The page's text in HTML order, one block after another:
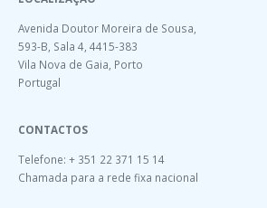
Avenida Doutor Moreira de Sousa,
593-B, Sala 4, 4415-383
Vila Nova de Gaia, Porto
Portugal
CONTACTOS
Telefone: + 351 22 371 15 14
Chamada para a rede fixa nacional